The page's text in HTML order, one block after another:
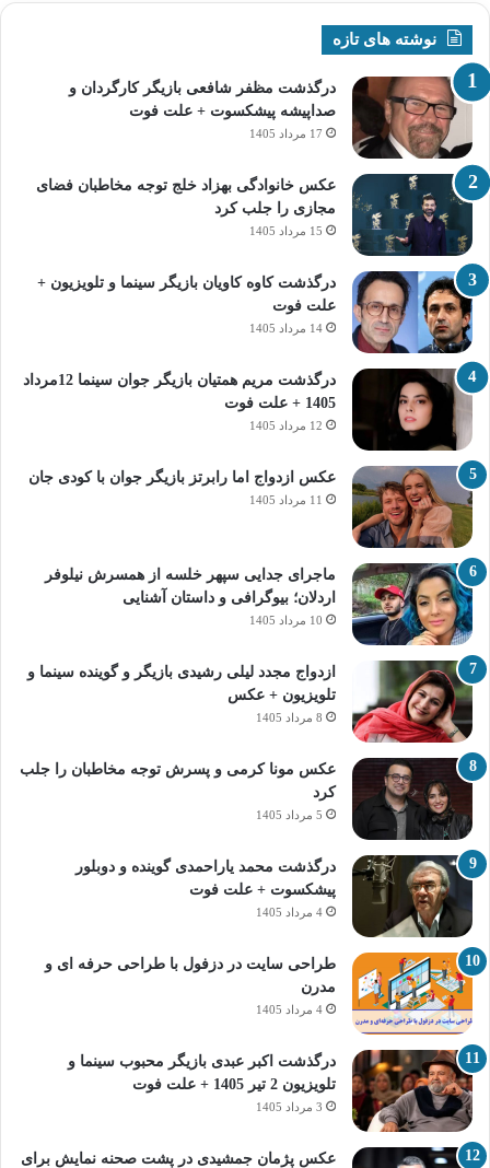
نوشته های تازه
درگذشت مظفر شافعی بازیگر کارگردان و
صداپیشه پیشکسوت + علت فوت
17 مرداد 1405
عکس خانوادگی بهزاد خلج توجه مخاطبان فضای
مجازی را جلب کرد
15 مرداد 1405
درگذشت کاوه کاویان بازیگر سینما و تلویزیون +
علت فوت
14 مرداد 1405
درگذشت مریم همتیان بازیگر جوان سینما 12مرداد
1405 + علت فوت
12 مرداد 1405
عکس ازدواج اما رابرتز بازیگر جوان با کودی جان
11 مرداد 1405
ماجرای جدایی سپهر خلسه از همسرش نیلوفر
اردلان؛ بیوگرافی و داستان آشنایی
10 مرداد 1405
ازدواج مجدد لیلی رشیدی بازیگر و گوینده سینما و
تلویزیون + عکس
8 مرداد 1405
عکس مونا کرمی و پسرش توجه مخاطبان را جلب
کرد
5 مرداد 1405
درگذشت محمد یاراحمدی گوینده و دوبلور
پیشکسوت + علت فوت
4 مرداد 1405
طراحی سایت در دزفول با طراحی حرفه‌ ای و
مدرن
4 مرداد 1405
درگذشت اکبر عبدی بازیگر محبوب سینما و
تلویزیون 2 تیر 1405 + علت فوت
3 مرداد 1405
عکس پژمان جمشیدی در پشت صحنه نمایش برای